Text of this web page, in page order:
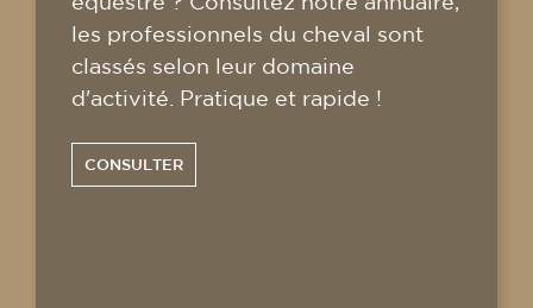
les professionnels du cheval sont
classés selon leur domaine
d'activité. Pratique et rapide !
CONSULTER